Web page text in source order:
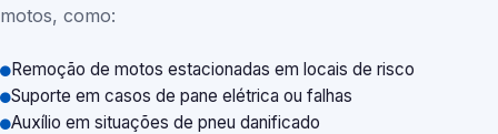
motos, como:
Remoção de motos estacionadas em locais de risco
Suporte em casos de pane elétrica ou falhas
Auxílio em situações de pneu danificado